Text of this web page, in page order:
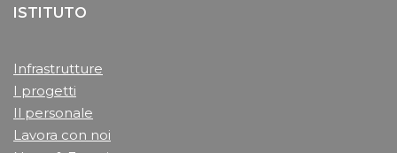
ISTITUTO
Infrastrutture
I progetti
Il personale
Lavora con noi